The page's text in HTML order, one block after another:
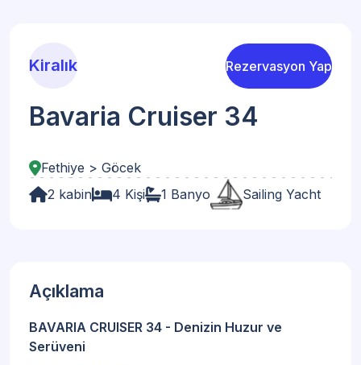
Kiralık Rezervasyon Yap
Bavaria Cruiser 34
Fethiye > Göcek
2 kabin
4 Kişi 1 Banyo Sailing Yacht
Açıklama
BAVARIA CRUISER 34 - Denizin Huzur ve
Serüveni